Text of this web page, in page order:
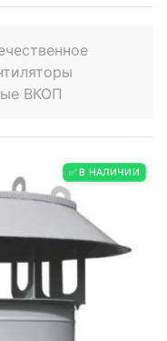
ВКОП
✅ В НАЛИЧИИ